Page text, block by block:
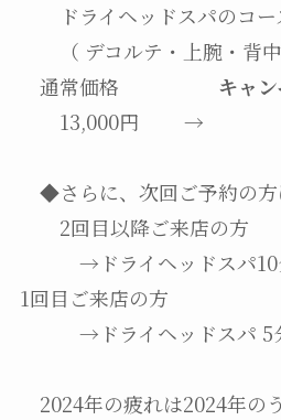
ドライヘッドスパのコー
（ デコルテ・上腕・背
通常価格 キャ
13,000円 →
◆さらに、次回ご予約の方
2回目以降ご来店の方
→ドライヘッドスパ10
1回目ご来店の方
→ドライヘッドスパ 5分
2024年の疲れは2024年の